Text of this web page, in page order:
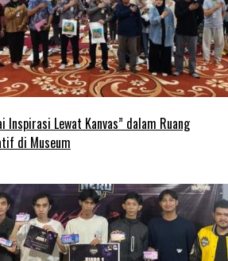
Inspirasi Lewat Kanvas” dalam Ruang
di Museum